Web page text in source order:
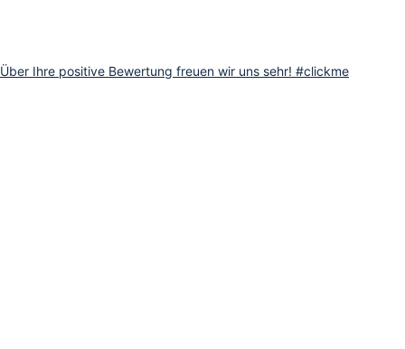
Über Ihre positive Bewertung freuen wir uns sehr! #clickme